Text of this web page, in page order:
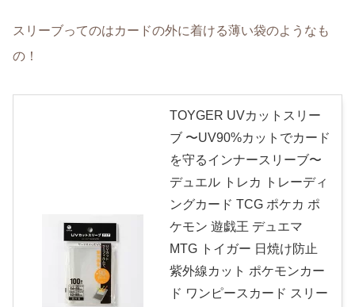
スリーブってのはカードの外に着ける薄い袋のようなも
の！
TOYGER UVカットスリー
ブ 〜UV90%カットでカード
を守るインナースリーブ〜
デュエル トレカ トレーディ
ングカード TCG ポケカ ポ
ケモン 遊戯王 デュエマ
MTG トイガー 日焼け防止
紫外線カット ポケモンカー
ド ワンピースカード スリー